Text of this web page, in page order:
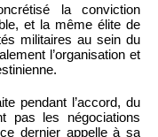
la conviction
et la même élite de
militaires au sein du
l’organisation et
pendant l’accord, du
pas les négociations
dernier appelle à sa